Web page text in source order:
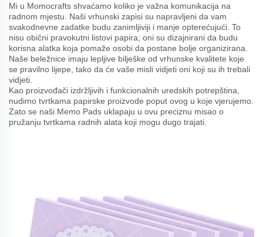
Mi u Momocrafts shvaćamo koliko je važna komunikacija na
radnom mjestu. Naši vrhunski zapisi su napravljeni da vam
svakodnevne zadatke budu zanimljiviji i manje opterećujući. To
nisu obični pravokutni listovi papira; oni su dizajnirani da budu
korisna alatka koja pomaže osobi da postane bolje organizirana.
Naše beležnice imaju lepljive bilješke od vrhunske kvalitete koje
se pravilno lijepe, tako da će vaše misli vidjeti oni koji su ih trebali
vidjeti.
Kao proizvođači izdržljivih i funkcionalnih uredskih potrepština,
nudimo tvrtkama papirske proizvode poput ovog u koje vjerujemo.
Zato se naši Memo Pads uklapaju u ovu preciznu misao o
pružanju tvrtkama radnih alata koji mogu dugo trajati.